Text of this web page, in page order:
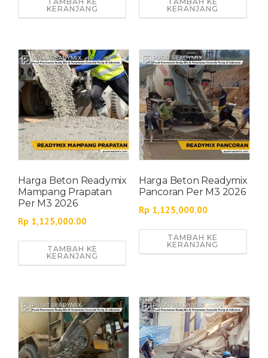
KERANJANG
KERANJANG
Harga Beton Readymix
Mampang Prapatan
Per M3 2026
Rp 1,125,000.00
TAMBAH KE
KERANJANG
Harga Beton Readymix
Pancoran Per M3 2026
Rp 1,125,000.00
TAMBAH KE
KERANJANG